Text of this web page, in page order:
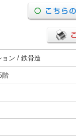
ョン / 鉄骨造
階